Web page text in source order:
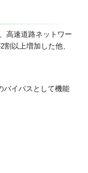
高速道路ネットワー
以上増加した他、
バイパスとして機能